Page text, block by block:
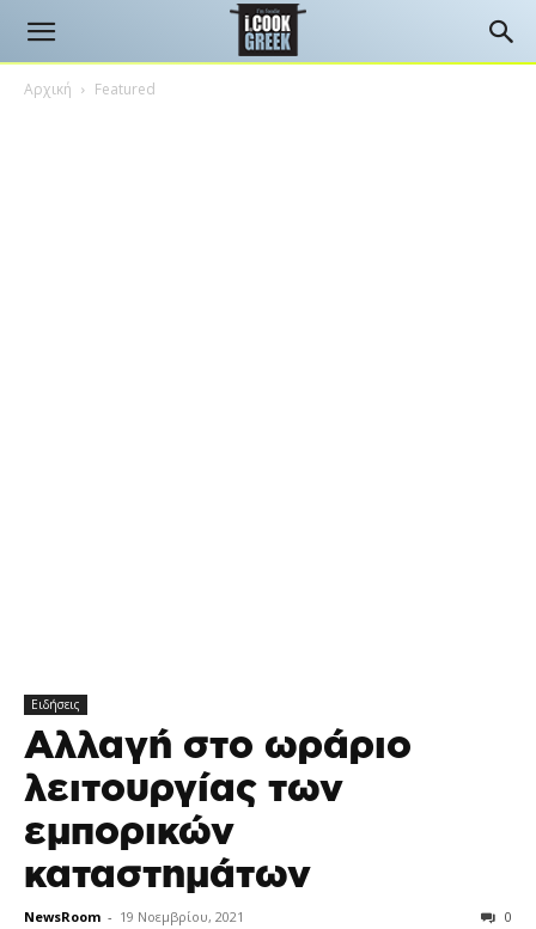
Αρχική Featured
Ειδήσεις
Αλλαγή στο ωράριο
λειτουργίας των
εμπορικών
καταστημάτων
NewsRoom - 19 Νοεμβρίου, 2021 0